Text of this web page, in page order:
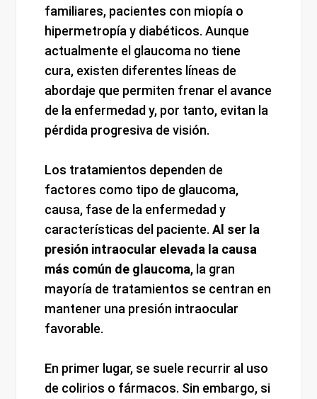
familiares, pacientes con miopía o
hipermetropía y diabéticos. Aunque
actualmente el glaucoma no tiene
cura, existen diferentes líneas de
abordaje que permiten frenar el avance
de la enfermedad y, por tanto, evitan la
pérdida progresiva de visión.
Los tratamientos dependen de
factores como tipo de glaucoma,
causa, fase de la enfermedad y
características del paciente.Al ser la
presión intraocular elevada la causa
más común de glaucoma, la gran
mayoría de tratamientos se centran en
mantener una presión intraocular
favorable.
En primer lugar, se suele recurrir al uso
de colirios o fármacos. Sin embargo, si